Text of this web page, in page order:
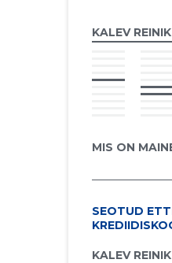
KALEV
MIS ON
SEOTUD
KALEV